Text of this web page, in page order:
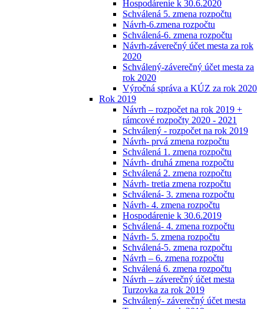
Hospodárenie k 30.6.2020
Schválená 5. zmena rozpočtu
Návrh-6.zmena rozpočtu
Schválená-6. zmena rozpočtu
Návrh-záverečný účet mesta za rok
2020
Schválený-záverečný účet mesta za
rok 2020
Výročná správa a KÚZ za rok 2020
Rok 2019
Návrh – rozpočet na rok 2019 +
rámcové rozpočty 2020 - 2021
Schválený - rozpočet na rok 2019
Návrh- prvá zmena rozpočtu
Schválená 1. zmena rozpočtu
Návrh- druhá zmena rozpočtu
Schválená 2. zmena rozpočtu
Návrh- tretia zmena rozpočtu
Schválená- 3. zmena rozpočtu
Návrh- 4. zmena rozpočtu
Hospodárenie k 30.6.2019
Schválená- 4. zmena rozpočtu
Návrh- 5. zmena rozpočtu
Schválená-5. zmena rozpočtu
Návrh – 6. zmena rozpočtu
Schválená 6. zmena rozpočtu
Návrh – záverečný účet mesta
Turzovka za rok 2019
Schválený- záverečný účet mesta